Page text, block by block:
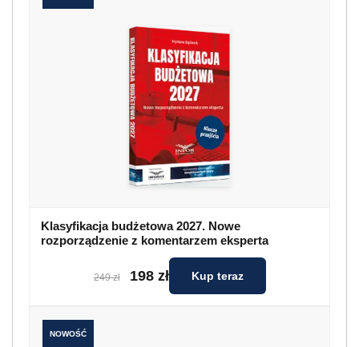
Klasyfikacja budżetowa 2027. Nowe
rozporządzenie z komentarzem eksperta
249 zł 198 zł Kup teraz
NOWOŚĆ